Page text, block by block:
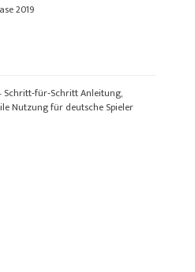
2019
Schritt‑für‑Schritt Anleitung,
Nutzung für deutsche Spieler